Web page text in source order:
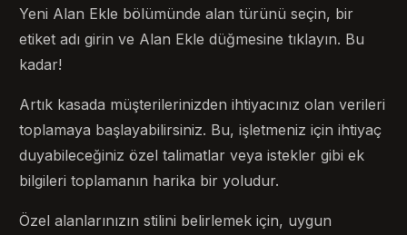
Yeni Alan Ekle bölümünde alan türünü seçin, bir
etiket adı girin ve Alan Ekle düğmesine tıklayın. Bu
kadar!
Artık kasada müşterilerinizden ihtiyacınız olan verileri
toplamaya başlayabilirsiniz. Bu, işletmeniz için ihtiyaç
duyabileceğiniz özel talimatlar veya istekler gibi ek
bilgileri toplamanın harika bir yoludur.
Özel alanlarınızın stilini belirlemek için, uygun